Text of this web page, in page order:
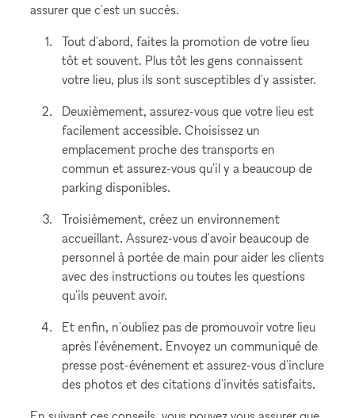
assurer que c'est un succès.
Tout d'abord, faites la promotion de votre lieu
tôt et souvent. Plus tôt les gens connaissent
votre lieu, plus ils sont susceptibles d'y assister.
Deuxièmement, assurez-vous que votre lieu est
facilement accessible. Choisissez un
emplacement proche des transports en
commun et assurez-vous qu'il y a beaucoup de
parking disponibles.
Troisièmement, créez un environnement
accueillant. Assurez-vous d'avoir beaucoup de
personnel à portée de main pour aider les clients
avec des instructions ou toutes les questions
qu'ils peuvent avoir.
Et enfin, n'oubliez pas de promouvoir votre lieu
après l'événement. Envoyez un communiqué de
presse post-événement et assurez-vous d'inclure
des photos et des citations d'invités satisfaits.